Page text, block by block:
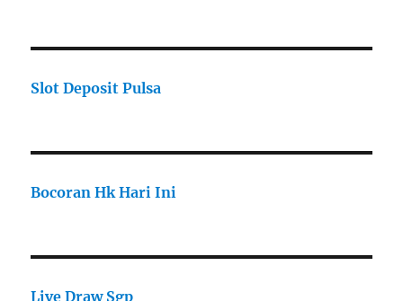
Slot Deposit Pulsa
Bocoran Hk Hari Ini
Live Draw Sgp